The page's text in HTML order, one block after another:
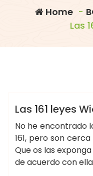
Home-
Las
BOTICA DE LA BRUJA
Las 161 leyes
No he encontrado
161, pero son
Que os las
de acuerdo con